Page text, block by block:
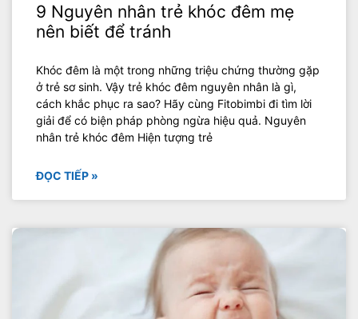
9 Nguyên nhân trẻ khóc đêm mẹ
nên biết để tránh
Khóc đêm là một trong những triệu chứng thường gặp
ở trẻ sơ sinh. Vậy trẻ khóc đêm nguyên nhân là gì,
cách khắc phục ra sao? Hãy cùng Fitobimbi đi tìm lời
giải để có biện pháp phòng ngừa hiệu quả. Nguyên
nhân trẻ khóc đêm Hiện tượng trẻ
ĐỌC TIẾP »